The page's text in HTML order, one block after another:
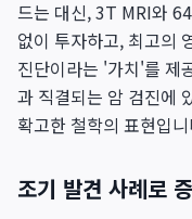
드는 대신, 3T MRI와
없이 투자하고, 최고의
진단이라는 '가치'를 제
과 직결되는 암 검진에
확고한 철학의 표현입
조기 발견 사례로